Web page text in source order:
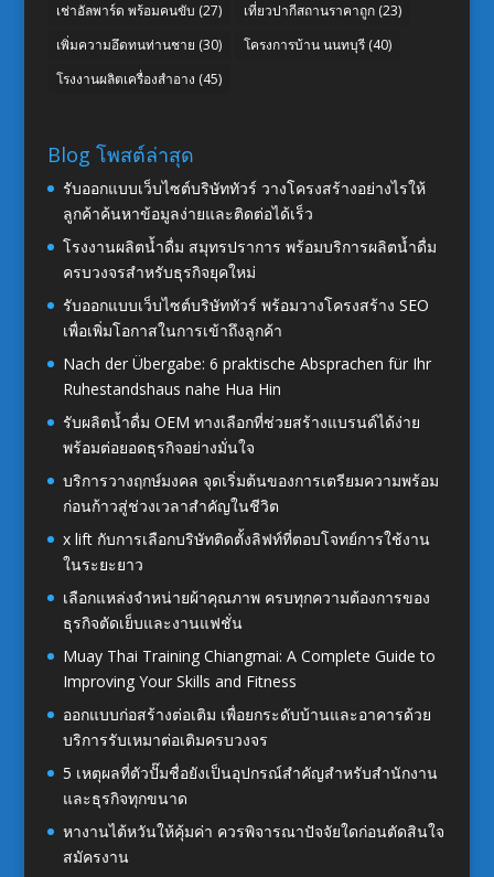
เช่าอัลพาร์ด พร้อมคนขับ (27) เที่ยวปากีสถานราคาถูก(23)
เพิ่มความอึดทนท่านชาย (30) โครงการบ้าน นนทบุรี(40)
โรงงานผลิตเครื่องสำอาง (45)
Blog โพสต์ล่าสุด
รับออกแบบเว็บไซต์บริษัททัวร์ วางโครงสร้างอย่างไรให้
ลูกค้าค้นหาข้อมูลง่ายและติดต่อได้เร็ว
โรงงานผลิตน้ำดื่ม สมุทรปราการ พร้อมบริการผลิตน้ำดื่ม
ครบวงจรสำหรับธุรกิจยุคใหม่
รับออกแบบเว็บไซต์บริษัททัวร์ พร้อมวางโครงสร้าง SEO
เพื่อเพิ่มโอกาสในการเข้าถึงลูกค้า
Nach der Übergabe: 6 praktische Absprachen für Ihr
Ruhestandshaus nahe Hua Hin
รับผลิตน้ำดื่ม OEM ทางเลือกที่ช่วยสร้างแบรนด์ได้ง่าย
พร้อมต่อยอดธุรกิจอย่างมั่นใจ
บริการวางฤกษ์มงคล จุดเริ่มต้นของการเตรียมความพร้อม
ก่อนก้าวสู่ช่วงเวลาสำคัญในชีวิต
x lift กับการเลือกบริษัทติดตั้งลิฟท์ที่ตอบโจทย์การใช้งาน
ในระยะยาว
เลือกแหล่งจำหน่ายผ้าคุณภาพ ครบทุกความต้องการของ
ธุรกิจตัดเย็บและงานแฟชั่น
Muay Thai Training Chiangmai: A Complete Guide to
Improving Your Skills and Fitness
ออกแบบก่อสร้างต่อเติม เพื่อยกระดับบ้านและอาคารด้วย
บริการรับเหมาต่อเติมครบวงจร
5 เหตุผลที่ตัวปั๊มชื่อยังเป็นอุปกรณ์สำคัญสำหรับสำนักงาน
และธุรกิจทุกขนาด
หางานไต้หวันให้คุ้มค่า ควรพิจารณาปัจจัยใดก่อนตัดสินใจ
สมัครงาน